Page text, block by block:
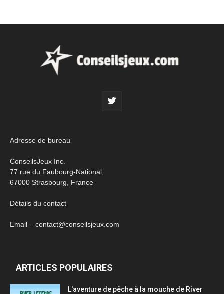
Adresse de bureau
ConseilsJeux Inc.
77 rue du Faubourg-National,
67000 Strasbourg, France
Détails du contact
Email – contact@conseilsjeux.com
ARTICLES POPULAIRES
L'aventure de pêche à la mouche de River